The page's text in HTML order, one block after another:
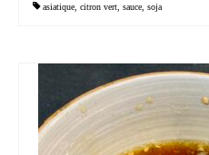
asiatique citron vert sauce soja